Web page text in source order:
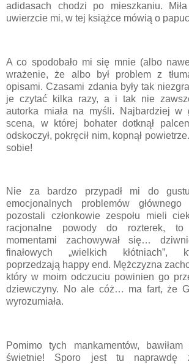
adidasach chodzi po mieszkaniu.
uwierzcie mi, w tej książce mówią o
A co spodobało mi się mnie (albo
wrażenie, że albo był problem z
opisami. Czasami zdania były tak
je czytać kilka razy, a i tak nie
autorka miała na myśli. Najbardziej w
scena, w której bohater dotknął
odskoczył, pokręcił nim, kopnął
sobie!
Nie za bardzo przypadł mi do
emocjonalnych problemów
pozostali członkowie zespołu mieli
racjonalne powody do rozterek, to
momentami zachowywał się…
finałowych „wielkich kłótniach”,
poprzedzają happy end. Mężczyzna
który w moim odczuciu powinien go
dziewczyny. No ale cóż… ma fart, że
wyrozumiała.
Pomimo tych mankamentów,
świetnie! Sporo jest tu naprawdę